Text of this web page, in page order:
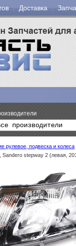
Доставка
рулевое, подвеска и колеса
Sandero stepway 2 (левая,